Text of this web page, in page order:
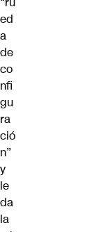
ed
a
de
co
nfi
gu
ra
ció
n”
y
le
da
la